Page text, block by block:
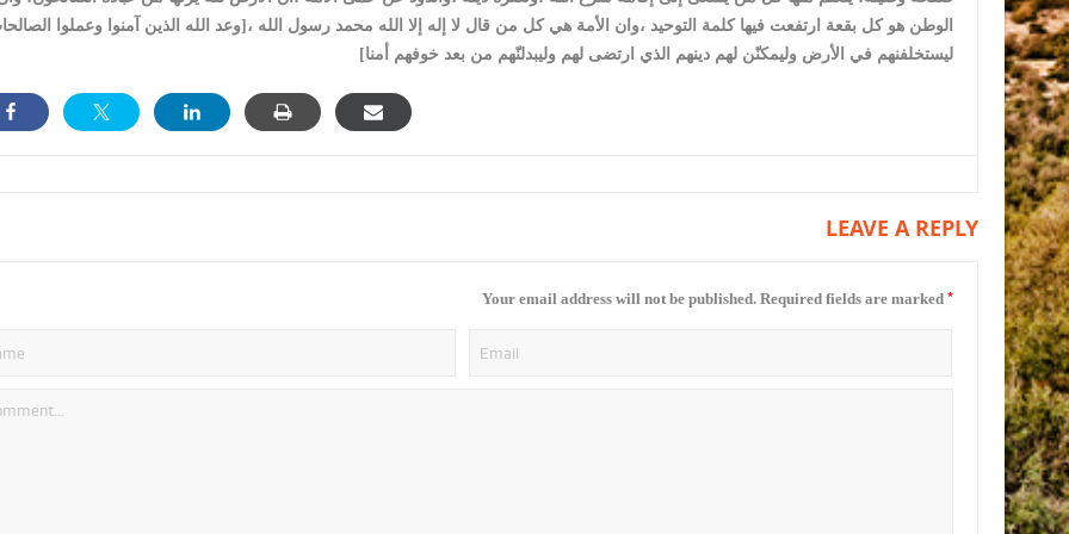
الوطن هو كل بقعة ارتفعت فيها كلمة التوحيد ،وان الأمة هي كل من قال لا إله إلا الله محمد رسول الله ،[وعد الله الذين آمنوا وعملوا
ليستخلفنهم في الأرض وليمكنّن لهم دينهم الذي ارتضى لهم وليبدلنّهم من بعد خوفهم أمنا]
LEAVE A REPLY
Your email address will not be published. Required fields are marked *